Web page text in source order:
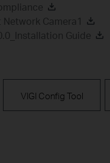
Camera1
Guide
VIGI Config Tool